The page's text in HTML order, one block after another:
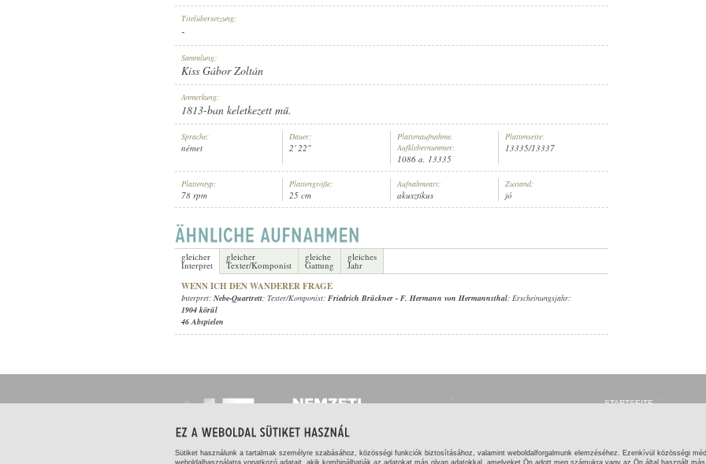
INTERPRET: NEBE-QUARTRETT
1086 A
Titelübersetzung:
-
Sammlung:
Kiss Gábor Zoltán
Anmerkung:
1813-ban keletkezett mű.
Sprache:
német
Dauer:
2' 22"
Plattenaufnahme,
Aufklebernummer:
1086 a, 13335
Plattenseite:
13335/13337
Plattentyp:
78 rpm
Plattengröße:
25 cm
Aufnahmeart:
akusztikus
Zustand:
jó
gleicher
Interpret
gleicher
Texter/Komponist
gleiche
Gattung
gleiches
Jahr
WENN ICH DEN WANDERER FRAGE
Interpret: Nebe-Quartrett; Texter/Komponist: Friedrich Brückner - F. Hermann von Hermannsthal; Erscheinungsjahr:
1904 körül
46 Abspielen
Sütiket használunk a tartalmak személyre szabásához, közösségi funkciók biztosításához, valamint weboldalforgalmunk elemzéséhez. Ezenkívül közösségi
weboldalhasználatra vonatkozó adatait, akik kombinálhatják az adatokat más olyan adatokkal, amelyeket Ön adott meg számukra vagy az Ön által használt
STARTSEITE
HILFE